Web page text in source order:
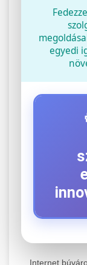
egyedi
Internet